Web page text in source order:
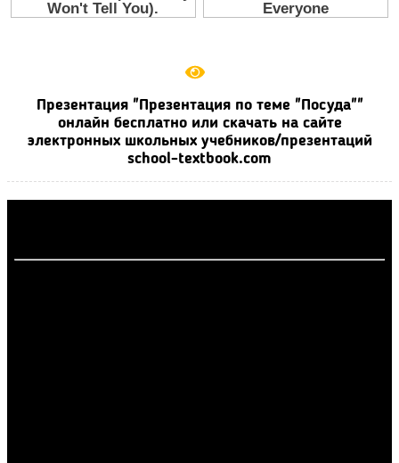
Презентация "Презентация по теме "Посуда""
онлайн бесплатно или скачать на сайте
электронных школьных учебников/презентаций
school-textbook.com